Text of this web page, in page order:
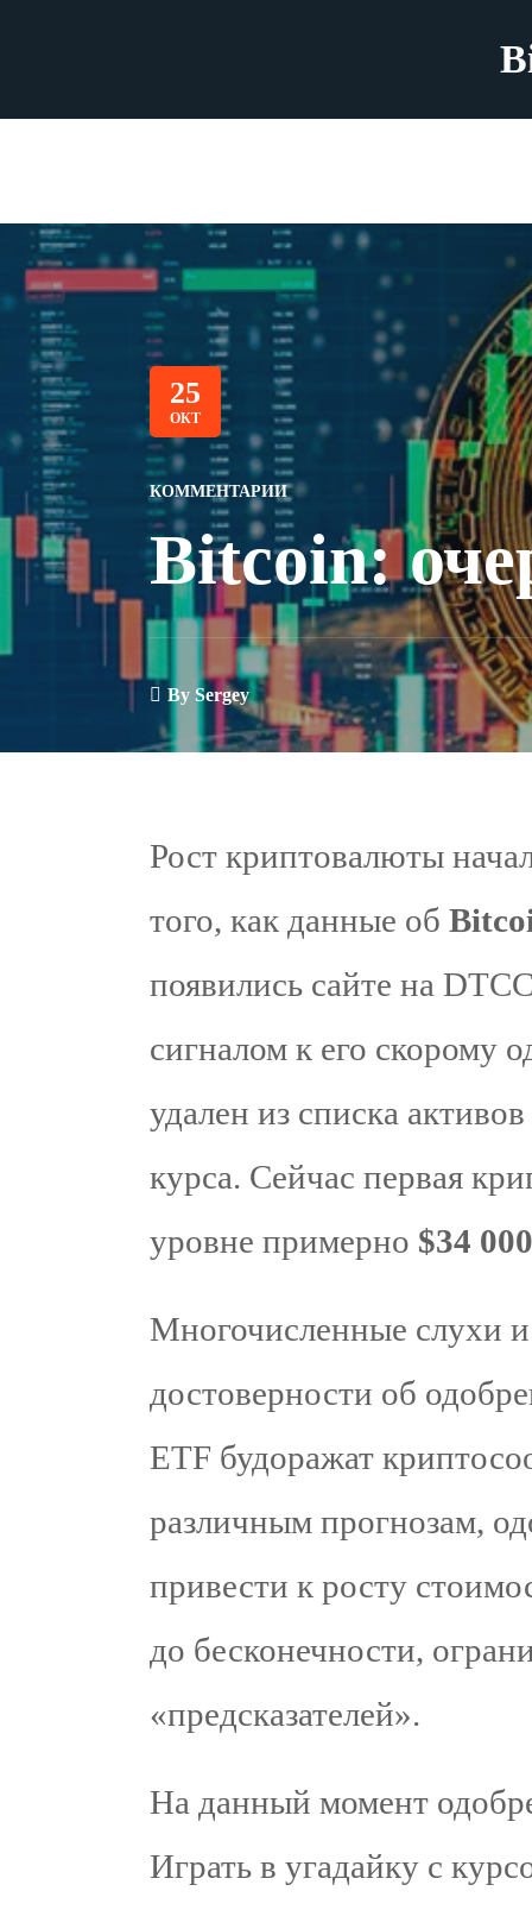
25
ОКТ
КОММЕНТАРИИ
Bitcoin:
By Sergey
Рост криптовалюты
того, как данные об
появились сайте на
сигналом к его скорому
удален из списка
курса. Сейчас первая
уровне примерно $34 000
Многочисленные слухи
достоверности об
ETF будоражат
различным прогнозам,
привести к росту
до бесконечности,
«предсказателей».
На данный момент
Играть в угадайку с